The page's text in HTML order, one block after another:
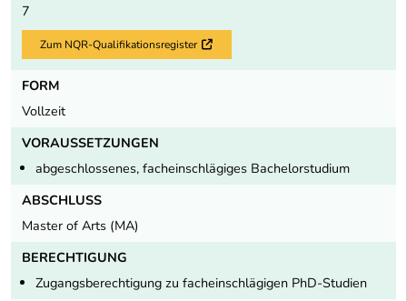
7
Zum NQR-Qualifikationsregister Externer Link
FORM
Vollzeit
VORAUSSETZUNGEN
abgeschlossenes, facheinschlägiges Bachelorstudium
ABSCHLUSS
Master of Arts (MA)
BERECHTIGUNG
Zugangsberechtigung zu facheinschlägigen PhD-Studien